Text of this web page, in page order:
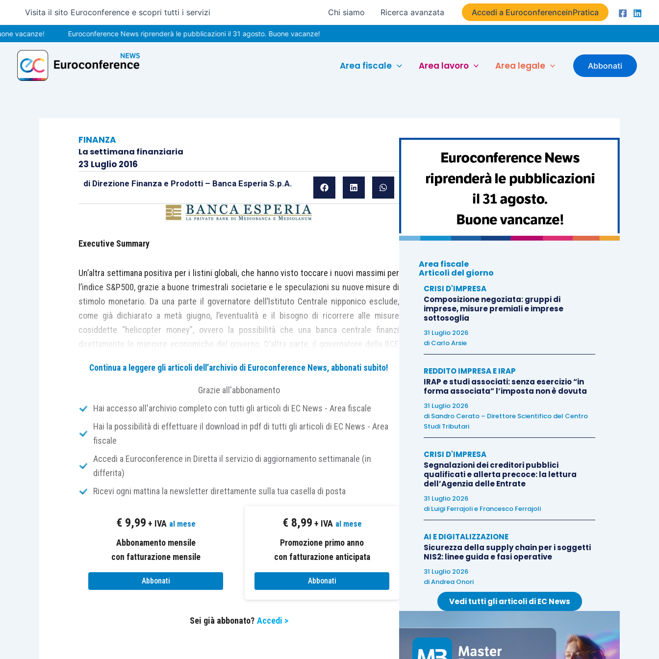
contenuto
Visita il sito Euroconference e scopri tutti i servizi Chi siamo Ricerca avanzata Accedi a EuroconferenceinPratica
Euroconference News riprenderà le pubblicazioni il 31 agosto. Buone vacanze!
Area fiscale Area lavoro Area legale Abbonati
FINANZA
La settimana finanziaria
23 Luglio 2016
di Direzione Finanza e Prodotti – Banca Esperia S.p.A.
Executive Summary
Un’altra settimana positiva per i listini globali, che hanno visto toccare i nuovi massimi per
l’indice S&P500, grazie a buone trimestrali societarie e le speculazioni su nuove misure di
stimolo monetario. Da una parte il governatore dell’Istituto Centrale nipponico esclude,
come già dichiarato a metà giugno, l’eventualità e il bisogno di ricorrere alle misure
cosiddette “helicopter money”, ovvero la possibilità che una banca centrale finanzi
direttamente le manovre economiche del governo. D’altra parte, il governatore della BCE
euro, infatti, Draghi ha fatto capire che Francoforte non vede necessario, nell’immediato,
un nuovo aggiustamento delle proprie politiche in direzione espansiva, pur essendo
governatore è stato forse l’accenno alla normativa UE sul settore bancario, con la
possibilità di un intervento pubblico a condizioni precise e in circostanze eccezionali. Sul
fronte politico restano sotto i riflettori il tema Brexit, con il nuovo Primo Ministro
britannico Theresa May che prosegue gli incontri con i vertici europei, e la situazione in
Turchia, dove il clima sembra in costante peggioramento in seguito al fallito golpe contro
Erdogan dello scorso venerdì.
Stoxx Europe 600 +0.79%, Euro Stoxx 50 +0.71%, Ftse MIB +0.68%
Continua a leggere gli articoli dell’archivio di Euroconference News, abbonati subito!
Grazie all'abbonamento
Hai accesso all'archivio completo con tutti gli articoli di EC News - Area fiscale
Hai la possibilità di effettuare il download in pdf di tutti gli articoli di EC News - Area
fiscale
Accedi a Euroconference in Diretta il servizio di aggiornamento settimanale (in
differita)
Ricevi ogni mattina la newsletter direttamente sulla tua casella di posta
€ 9,99 + IVA al mese
Abbonamento mensile
con fatturazione mensile
Abbonati
€ 8,99 + IVA al mese
Promozione primo anno
con fatturazione anticipata
Abbonati
Sei già abbonato? Accedi >
Area fiscale
Articoli del giorno
CRISI D'IMPRESA
Composizione negoziata: gruppi di
imprese, misure premiali e imprese
sottosoglia
31 Luglio 2026
di Carlo Arsie
REDDITO IMPRESA E IRAP
IRAP e studi associati: senza esercizio “in
forma associata” l’imposta non è dovuta
31 Luglio 2026
di Sandro Cerato – Direttore Scientifico del Centro
Studi Tributari
CRISI D'IMPRESA
Segnalazioni dei creditori pubblici
qualificati e allerta precoce: la lettura
dell’Agenzia delle Entrate
31 Luglio 2026
di Luigi Ferrajolie Francesco Ferrajoli
AI E DIGITALIZZAZIONE
Sicurezza della supply chain per i soggetti
NIS2: linee guida e fasi operative
31 Luglio 2026
diAndrea Onori
Vedi tutti gli articoli di EC News